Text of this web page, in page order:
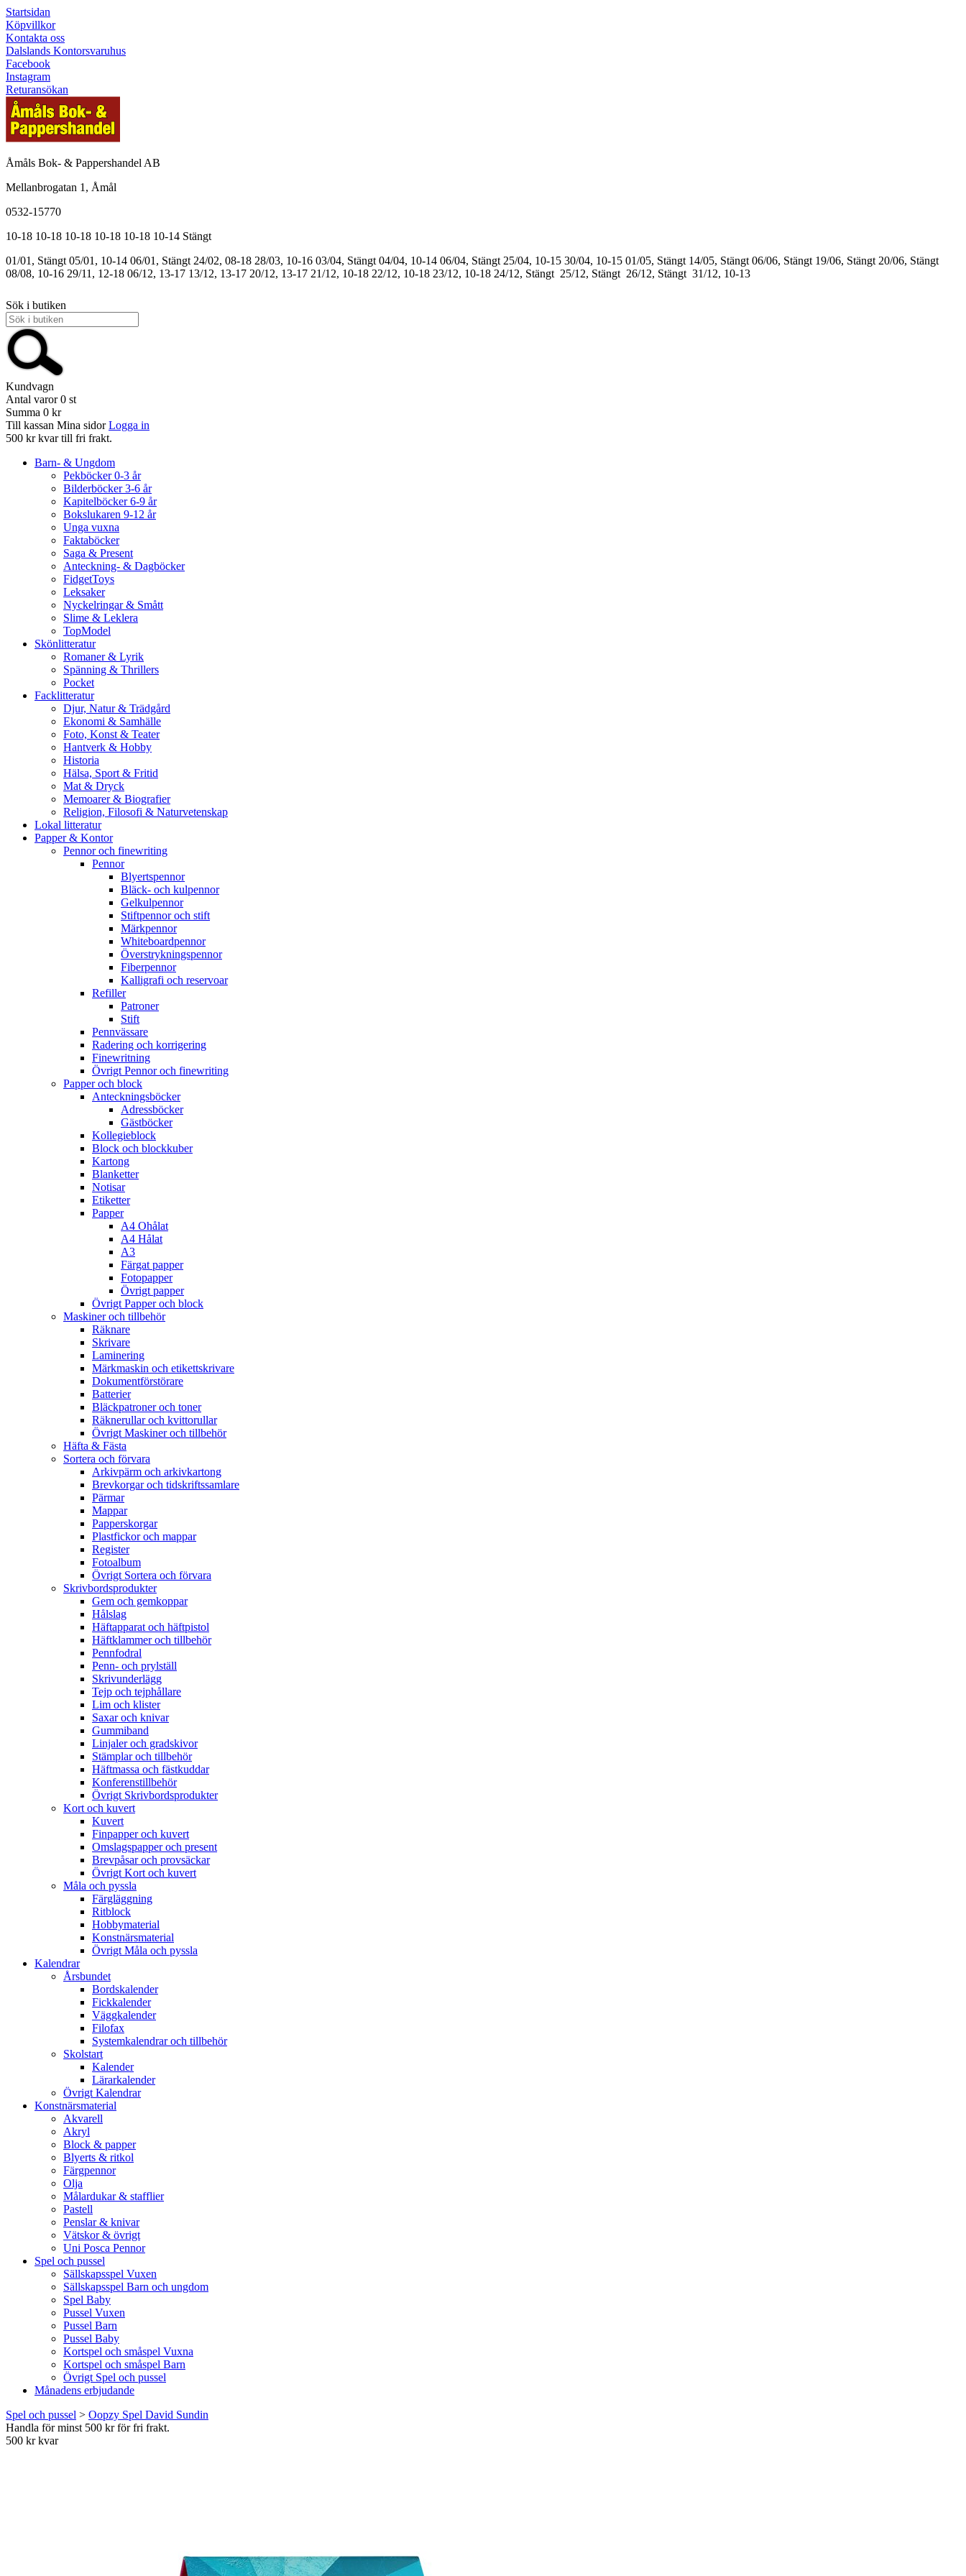
Startsidan
Köpvillkor
Kontakta oss
Dalslands Kontorsvaruhus
Facebook
Instagram
Returansökan
Åmåls Bok- & Pappershandel AB
Mellanbrogatan 1, Åmål
0532-15770
10-18 10-18 10-18 10-18 10-18 10-14 Stängt
01/01, Stängt 05/01, 10-14 06/01, Stängt 24/02, 08-18 28/03, 10-16 03/04, Stängt 04/04, 10-14 06/04, Stängt 25/04, 10-15 30/04, 10-15 01/05, Stängt 14/05, Stängt 06/06, Stängt 19/06, Stängt 20/06, Stängt
08/08, 10-16 29/11, 12-18 06/12, 13-17 13/12, 13-17 20/12, 13-17 21/12, 10-18 22/12, 10-18 23/12, 10-18 24/12, Stängt 25/12, Stängt 26/12, Stängt 31/12, 10-13
Sök i butiken
Kundvagn
Antal varor 0 st
Summa 0 kr
Till kassan Mina sidor Logga in
500 kr kvar till fri frakt.
Barn- & Ungdom
Pekböcker 0-3 år
Bilderböcker 3-6 år
Kapitelböcker 6-9 år
Bokslukaren 9-12 år
Unga vuxna
Faktaböcker
Saga & Present
Anteckning- & Dagböcker
FidgetToys
Leksaker
Nyckelringar & Smått
Slime & Leklera
TopModel
Skönlitteratur
Romaner & Lyrik
Spänning & Thrillers
Pocket
Facklitteratur
Djur, Natur & Trädgård
Ekonomi & Samhälle
Foto, Konst & Teater
Hantverk & Hobby
Historia
Hälsa, Sport & Fritid
Mat & Dryck
Memoarer & Biografier
Religion, Filosofi & Naturvetenskap
Lokal litteratur
Papper & Kontor
Pennor och finewriting
Pennor
Blyertspennor
Bläck- och kulpennor
Gelkulpennor
Stiftpennor och stift
Märkpennor
Whiteboardpennor
Överstrykningspennor
Fiberpennor
Kalligrafi och reservoar
Refiller
Patroner
Stift
Pennvässare
Radering och korrigering
Finewritning
Övrigt Pennor och finewriting
Papper och block
Anteckningsböcker
Adressböcker
Gästböcker
Kollegieblock
Block och blockkuber
Kartong
Blanketter
Notisar
Etiketter
Papper
A4 Ohålat
A4 Hålat
A3
Färgat papper
Fotopapper
Övrigt papper
Övrigt Papper och block
Maskiner och tillbehör
Räknare
Skrivare
Laminering
Märkmaskin och etikettskrivare
Dokumentförstörare
Batterier
Bläckpatroner och toner
Räknerullar och kvittorullar
Övrigt Maskiner och tillbehör
Häfta & Fästa
Sortera och förvara
Arkivpärm och arkivkartong
Brevkorgar och tidskriftssamlare
Pärmar
Mappar
Papperskorgar
Plastfickor och mappar
Register
Fotoalbum
Övrigt Sortera och förvara
Skrivbordsprodukter
Gem och gemkoppar
Hålslag
Häftapparat och häftpistol
Häftklammer och tillbehör
Pennfodral
Penn- och prylställ
Skrivunderlägg
Tejp och tejphållare
Lim och klister
Saxar och knivar
Gummiband
Linjaler och gradskivor
Stämplar och tillbehör
Häftmassa och fästkuddar
Konferenstillbehör
Övrigt Skrivbordsprodukter
Kort och kuvert
Kuvert
Finpapper och kuvert
Omslagspapper och present
Brevpåsar och provsäckar
Övrigt Kort och kuvert
Måla och pyssla
Färgläggning
Ritblock
Hobbymaterial
Konstnärsmaterial
Övrigt Måla och pyssla
Kalendrar
Årsbundet
Bordskalender
Fickkalender
Väggkalender
Filofax
Systemkalendrar och tillbehör
Skolstart
Kalender
Lärarkalender
Övrigt Kalendrar
Konstnärsmaterial
Akvarell
Akryl
Block & papper
Blyerts & ritkol
Färgpennor
Olja
Målardukar & stafflier
Pastell
Penslar & knivar
Vätskor & övrigt
Uni Posca Pennor
Spel och pussel
Sällskapsspel Vuxen
Sällskapsspel Barn och ungdom
Spel Baby
Pussel Vuxen
Pussel Barn
Pussel Baby
Kortspel och småspel Vuxna
Kortspel och småspel Barn
Övrigt Spel och pussel
Månadens erbjudande
Spel och pussel > Oopzy Spel David Sundin
Handla för minst 500 kr för fri frakt.
500 kr kvar